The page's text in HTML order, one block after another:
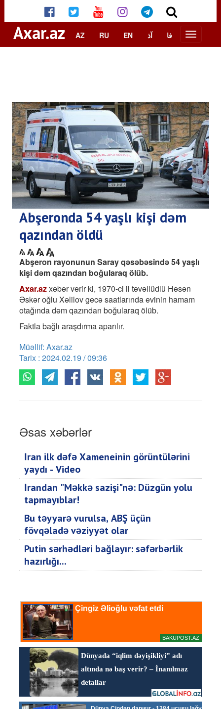
Axar.az AZ RU EN آذ فا
Abşeronda 54 yaşlı kişi dəm
qazından öldü
Abşeron rayonunun Saray qəsəbəsində 54 yaşlı
kişi dəm qazından boğularaq ölüb.
Axar.azxəbər verir ki, 1970-ci il təvəllüdlü Həsən
Əskər oğlu Xəlilov gecə saatlarında evinin hamam
otağında dəm qazından boğularaq ölüb.
Faktla bağlı araşdırma aparılır.
Müəllif: Axar.az
Tarix : 2024.02.19 / 09:36
Əsas xəbərlər
İran ilk dəfə Xameneinin görüntülərini
yaydı - Video
İrandan "Məkkə sazişi"nə: Düzgün yolu
tapmayıblar!
Bu təyyarə vurulsa, ABŞ üçün
fövqəladə vəziyyət olar
Putin sərhədləri bağlayır: səfərbərlik
hazırlığı...